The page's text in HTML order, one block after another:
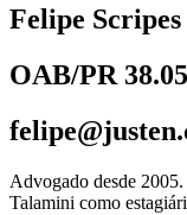
Felipe
OAB/PR
Advogado desde
Talamini como